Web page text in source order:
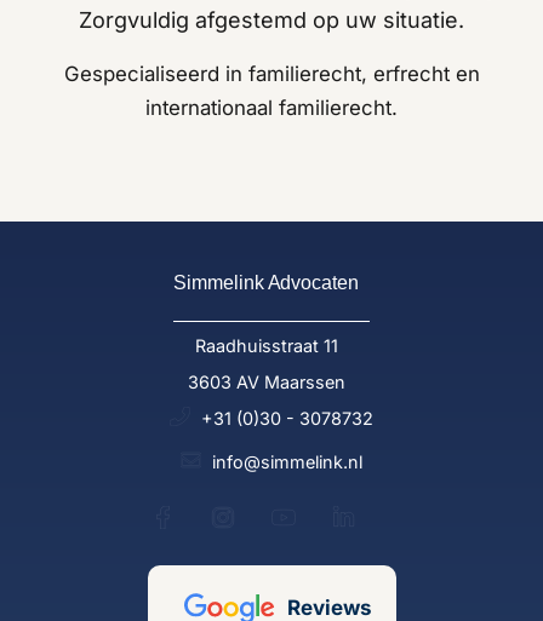
Zorgvuldig afgestemd op uw situatie.
Gespecialiseerd in familierecht, erfrecht en
internationaal familierecht.
Simmelink Advocaten
Raadhuisstraat 11
3603 AV Maarssen
+31 (0)30 - 3078732
info@simmelink.nl
Reviews